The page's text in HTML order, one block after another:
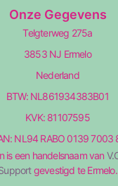
Onze Gegevens
Telgterweg 275a
3853 NJ Ermelo
Nederland
BTW: NL861934383B01
KVK: 81107595
NL94 RABO 0139 7003
is een handelsnaam van
gevestigd te Ermelo.